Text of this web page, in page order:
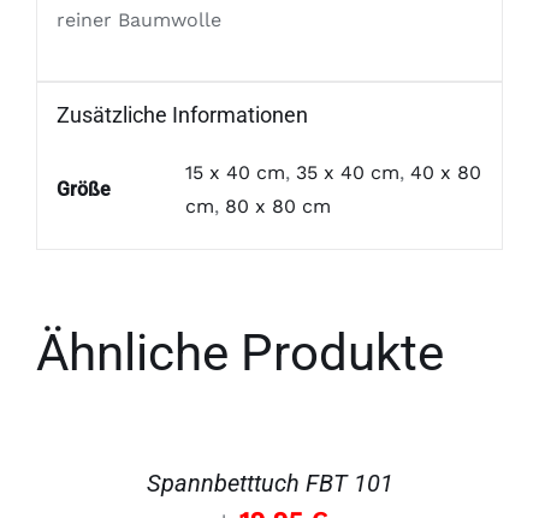
reiner Baumwolle
Zusätzliche Informationen
Größe
15 x 40 cm, 35 x 40 cm, 40 x 80
cm, 80 x 80 cm
Ähnliche Produkte
Spannbetttuch FBT 101